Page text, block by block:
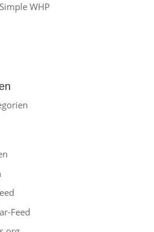
Simple WHP
Feed